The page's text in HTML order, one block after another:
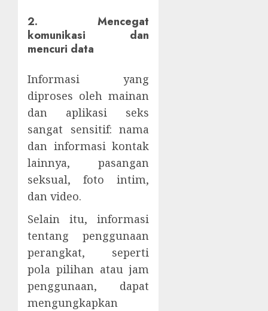
2. Mencegat
komunikasi dan
mencuri data
Informasi yang
diproses oleh mainan
dan aplikasi seks
sangat sensitif: nama
dan informasi kontak
lainnya, pasangan
seksual, foto intim,
dan video.
Selain itu, informasi
tentang penggunaan
perangkat, seperti
pola pilihan atau jam
penggunaan, dapat
mengungkapkan